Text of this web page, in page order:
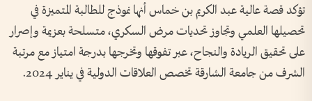
تؤكد قصة عالية عبد الكريم بن خماس أنها نموذج للطالبة المتميزة في
تحصيلها العلمي وتجاوز تحديات مرض السكري، متسلحة بعزيمة وإصرار
على تحقيق الريادة والنجاح، عبر تفوقها وتخرجها بدرجة امتياز مع مرتبة
الشرف من جامعة الشارقة تخصص العلاقات الدولية في يناير 2024.